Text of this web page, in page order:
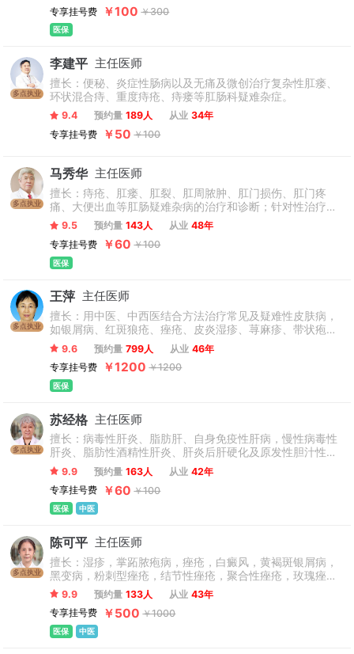
病。
专享挂号费 ￥100 ￥300
医保
多点执业
李建平 主任医师
擅长：便秘、炎症性肠病以及无痛及微创治疗复杂性肛瘘、
环状混合痔、重度痔疮、痔瘘等肛肠科疑难杂症。
9.4 预约量 189人 从业 34年
专享挂号费
￥50 ￥100
多点执业
马秀华 主任医师
擅长：痔疮、肛瘘、肛裂、肛周脓肿、肛门损伤、肛门疼
痛、大便出血等肛肠疑难杂病的治疗和诊断；针对性治疗肠
炎、便秘、食管炎、糜烂性胃炎、胃溃疡等相关消化系统疾
病具有其自己的治疗方案，见效快、不痛苦。（只接诊18-
70周岁患者，孕妇、产妇不接诊）
9.5 预约量 143人 从业 48年
专享挂号费
￥60 ￥100
医保
多点执业
王萍 主任医师
擅长：用中医、中西医结合方法治疗常见及疑难性皮肤病，
如银屑病、红斑狼疮、痤疮、皮炎湿疹、荨麻疹、带状疱疹
等。单次会诊费初诊1200元、复诊500元，每次不少于3位
专家。
9.6 预约量 799人 从业 46年
专享挂号费
￥1200 ￥1200
医保
多点执业
苏经格 主任医师
擅长：病毒性肝炎、脂肪肝、自身免疫性肝病，慢性病毒性
肝炎、脂肪性酒精性肝炎、肝炎后肝硬化及原发性胆汁性肝
硬化等自身免疫性疾病的治疗，以及因肝脏疏泄功能异常引
起的肝区疼痛、反酸膈逆、顽固腹泻等。
9.9 预约量 163人 从业 42年
专享挂号费
￥60 ￥100
医保 中医
多点执业
陈可平 主任医师
擅长：湿疹，掌跖脓疱病，痤疮，白癜风，黄褐斑银屑病，
黑变病，粉刺型痤疮，结节性痤疮，聚合性痤疮，玫瑰痤
疮。
9.9 预约量 133人 从业 43年
专享挂号费
￥500 ￥1000
医保 中医